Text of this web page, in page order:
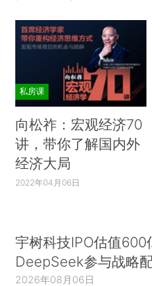
私房课
向松祚：宏观经济70
讲，带你了解国内外
经济大局
2022年04月06日
宇树科技IPO估值600
DeepSeek参与战略
2026年08月06日